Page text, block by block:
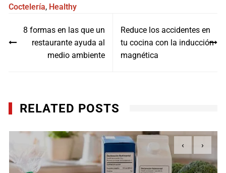
Coctelería, Healthy
entradas
8 formas en las que un
restaurante ayuda al
medio ambiente
Reduce los accidentes en
tu cocina con la inducción
magnética
RELATED POSTS
‹ ›